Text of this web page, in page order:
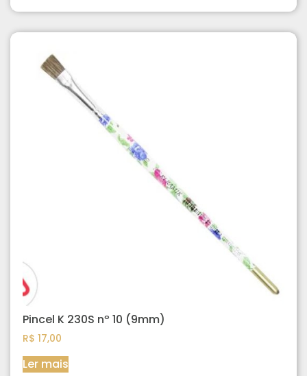
Pincel K 230S nº 10 (9mm)
R$ 17,00
Ler mais